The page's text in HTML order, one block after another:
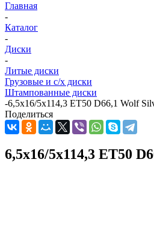
Главная
-
Каталог
-
Диски
-
Литые диски
Грузовые и с/х диски
Штампованные диски
-6,5x16/5x114,3 ET50 D66,1 Wolf
Поделиться
6,5x16/5x114,3 ET50